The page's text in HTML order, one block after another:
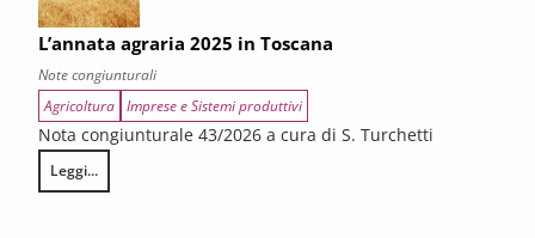
L’annata agraria 2025 in Toscana
Note congiunturali
Agricoltura Imprese e Sistemi produttivi
Nota congiunturale 43/2026 a cura di S. Turchetti
Leggi...
L’annata agraria 2025 in Toscana